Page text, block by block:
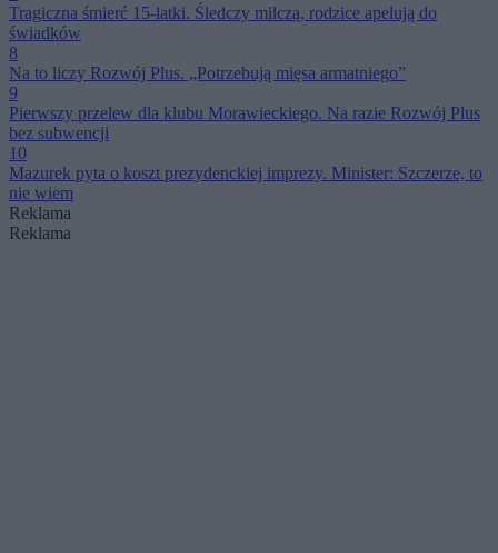
Tragiczna śmierć 15-latki. Śledczy milczą, rodzice apelują do
świadków
8
Na to liczy Rozwój Plus. „Potrzebują mięsa armatniego”
9
Pierwszy przelew dla klubu Morawieckiego. Na razie Rozwój Plus
bez subwencji
10
Mazurek pyta o koszt prezydenckiej imprezy. Minister: Szczerze, to
nie wiem
Reklama
Reklama